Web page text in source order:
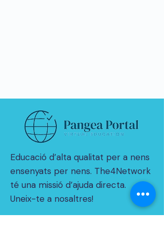
Educació d’alta qualitat per a nens
ensenyats per nens. The4Network
té una missió d’ajuda directa.
Uneix-te a nosaltres!
© 2021 per THE4NETWORK Limited